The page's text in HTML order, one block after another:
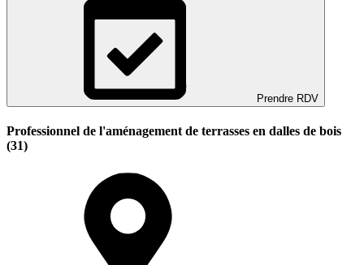
Prendre RDV
Professionnel de l'aménagement de terrasses en dalles de bois
(31)